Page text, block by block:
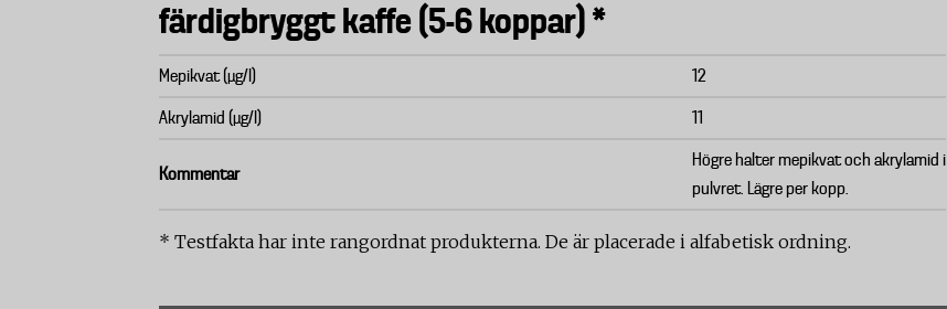
färdigbryggt kaffe (5-6 koppar) *
Mepikvat (µg/l) 12
Akrylamid (µg/l) 11
Kommentar
Högre halter mepikvat och akrylamid i
pulvret. Lägre per kopp.
* Testfakta har inte rangordnat produkterna. De är placerade i alfabetisk ordning.